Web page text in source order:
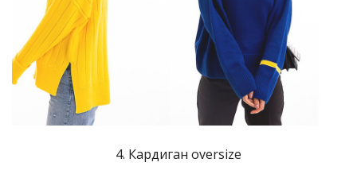
4. Кардиган oversize